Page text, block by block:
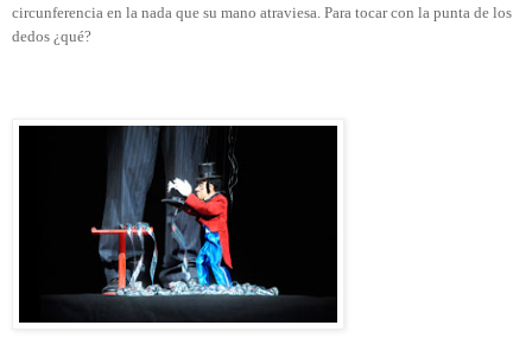
circunferencia en la nada que su mano atraviesa. Para tocar con la punta de los
dedos ¿qué?